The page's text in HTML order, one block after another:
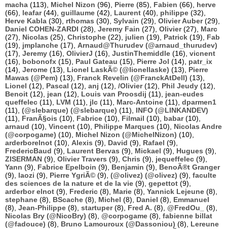
macha (113), Michel Nizon (96), Pierre (85), Fabien (66), herve
(66), leafar(44), guillaume (42), Laurent (40), philippe (32),
Herve Kabla (30), rthomas (30), Sylvain (29), Olivier Auber(29),
Daniel COHEN-ZARDI (28), Jeremy Fain (27), Olivier(27), Marc
(27), Nicolas (25), Christophe (22), julien (19), Patrick (19), Fab
(19), jmplanche (17), Arnaud@Thurudev (@arnaud_thurudev)
(17), Jeremy (16), OlivierJ (16), JustinThemiddle (16), vicnent
(16), bobonofx (15), Paul Gateau (15), Pierre Jol (14), patr_ix
(14), Jerome (13), Lionel LaskÃ© (@lionellaske) (13), Pierre
Mawas (@Pem) (13), Franck Revelin (@FranckAtDell) (13),
Lionel (12), Pascal (12), anj (12), /Olivier(12), Phil Jeudy (12),
Benoit (12), jean (12), Louis van Proosdij (11), jean-eudes
queffelec (11), LVM (11), jlc (11), Marc-Antoine (11), dparmen1
(11), (@slebarque) (@slebarque) (11), INFO (@LINKANDEV)
(11), FranÃ§ois (10), Fabrice (10), Filmail (10), babar(10),
arnaud (10), Vincent (10), Philippe Marques (10), Nicolas Andre
(@corpogame) (10), Michel Nizon (@MichelNizon) (10),
arderborelnot (10), Alexis (9), David (9), Rafael (9),
FredericBaud (9), Laurent Bervas (9), Mickael (9), Hugues (9),
ZISERMAN (9), Olivier Travers (9), Chris (9), jequeffelec (9),
Yann (9), Fabrice Epelboin (9), Benjamin (9), BenoÃ®t Granger
(9), laozi (9), Pierre YgriÃ© (9), (@olivez) (@olivez) (9), faculte
des sciences de la nature et de la vie (9), gepettot (9),
arderbor elnot (9), Frederic (8), Marie (8), Yannick Lejeune (8),
stephane (8), BScache (8), Michel (8), Daniel (8), Emmanuel
(8), Jean-Philippe (8), startuper(8), Fred A. (8), @FredOu_
(8),
Nicolas Bry (@NicoBry) (8), @corpogame (8), fabienne billat
(@fadouce) (8), Bruno Lamouroux (@Dassoniou) (8), Lereune